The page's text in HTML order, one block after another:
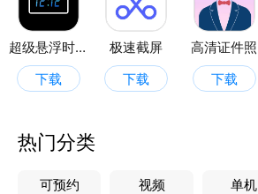
超级悬浮时间
下载
极速截屏
下载
高清证件照
下载
热门分类
可预约 视频 单机